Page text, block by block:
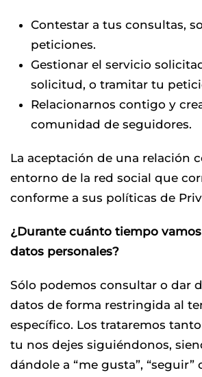
Contestar a tus consultas,
peticiones.
Gestionar el servicio
solicitud, o tramitar tu
Relacionarnos contigo y
comunidad de seguidores.
La aceptación de una relación
entorno de la red social que
conforme a sus políticas de
¿Durante cuánto tiempo
datos personales?
Sólo podemos consultar o dar
datos de forma restringida al
específico. Los trataremos
tu nos dejes siguiéndonos,
dándole a “me gusta”, “seguir”